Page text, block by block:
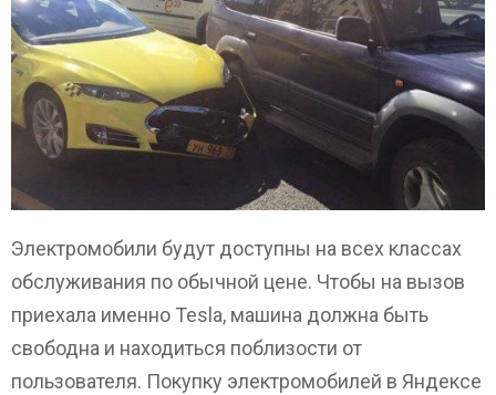
Электромобили будут доступны на всех классах
обслуживания по обычной цене. Чтобы на вызов
приехала именно Tesla, машина должна быть
свободна и находиться поблизости от
пользователя. Покупку электромобилей в Яндексе